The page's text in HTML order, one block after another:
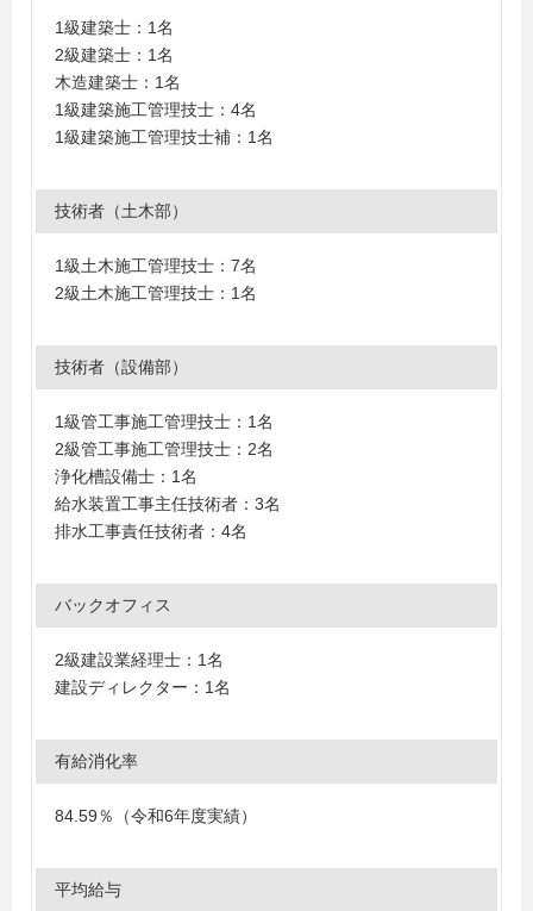
1級建築士：1名
2級建築士：1名
木造建築士：1名
1級建築施工管理技士：4名
1級建築施工管理技士補：1名
技術者（土木部）
1級土木施工管理技士：7名
2級土木施工管理技士：1名
技術者（設備部）
1級管工事施工管理技士：1名
2級管工事施工管理技士：2名
浄化槽設備士：1名
給水装置工事主任技術者：3名
排水工事責任技術者：4名
バックオフィス
2級建設業経理士：1名
建設ディレクター：1名
有給消化率
84.59％（令和6年度実績）
平均給与